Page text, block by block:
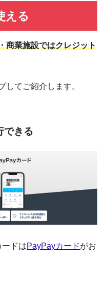
える
商業施設ではクレジット
してご紹介します。
できる
ドはPayPayカードがお